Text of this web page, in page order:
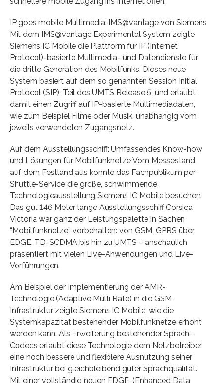
IP goes mobile Multimedia: IMS@vantage von Siemens
Mit dem IMS@vantage Experimental System zeigte
Siemens IC Mobile die Plattform für IP (Internet
Protocol)-basierte Multimedia- und Datendienste für
die dritte Generation des Mobilfunks. Dieses neue
System basiert auf dem so genannten Session Initial
Protocol (SIP), Teil des UMTS Release 5, und erlaubt
damit einen Zugriff auf IP-basierte Multimediadaten,
wie zum Beispiel Filme oder Musik, unabhängig vom
jeweils verwendeten Zugangsnetz.
Auf dem Ausstellungsschiff: Umfassendes Know-how
und Lösungen für Mobilfunknetze Vom Messestand
auf dem Festland aus konnte das Fachpublikum per
Shuttle-Service die große, schwimmende
Technologieausstellung Siemens IC Mobile besuchen.
Das gut 146 Meter lange Ausstellungsschiff Corsica
Victoria war ganz der Leistungspalette in Sachen
“Mobilfunknetze” vorbehalten: von GSM, GPRS über
EDGE, TD-SCDMA bis hin zu UMTS – anschaulich
präsentiert mit vielen Live-Anwendungen und Live-
Vorführungen.
Am Beispiel der Implementierung der AMR-
Technologie (Adaptive Multi Rate) in die GSM-
Infrastruktur zeigte Siemens IC Mobile, wie die
Systemkapazität bestehender Mobilfunknetze erhöht
werden kann. Als Erweiterung bestehender Sprach-
Codecs erlaubt diese Technologie dem Netzbetreiber
eine noch bessere und flexiblere Ausnutzung seiner
Infrastruktur bei gleichbleibend guter Sprachqualität.
Mit einer vollständig neuen EDGE-(Enhanced Data